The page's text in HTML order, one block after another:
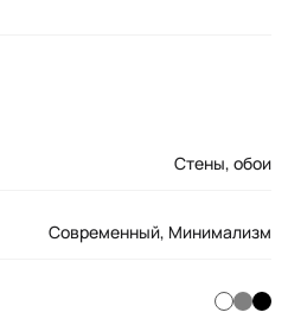
Стены, обои
Современный, Минимализм